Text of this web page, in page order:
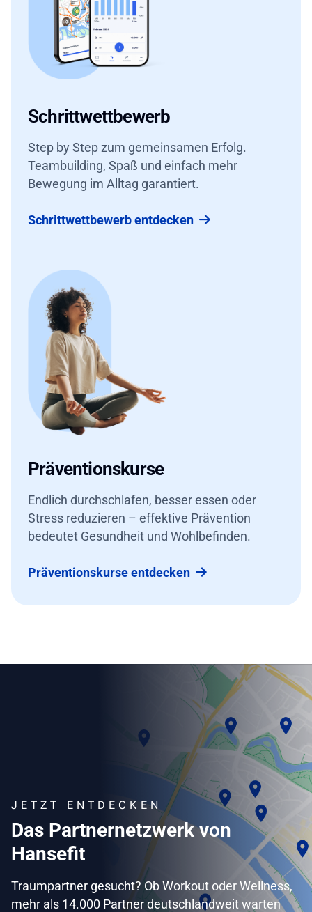
Schrittwettbewerb
Step by Step zum gemeinsamen Erfolg.
Teambuilding, Spaß und einfach mehr
Bewegung im Alltag garantiert.
Schrittwettbewerb entdecken
Präventionskurse
Endlich durchschlafen, besser essen oder
Stress reduzieren – effektive Prävention
bedeutet Gesundheit und Wohlbefinden.
Präventionskurse entdecken
JETZT ENTDECKEN
Das Partnernetzwerk von
Hansefit
Traumpartner gesucht? Ob Workout oder Wellness,
mehr als 14.000 Partner deutschlandweit warten